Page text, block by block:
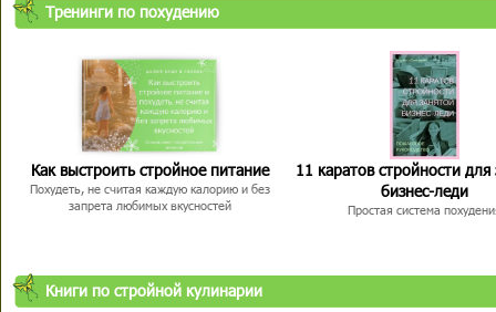
Тренинги по похудению
Как выстроить стройное питание
Похудеть, не считая каждую калорию и без
запрета любимых вкусностей
11 каратов стройности для
бизнес-леди
Простая система
Книги по стройной кулинарии